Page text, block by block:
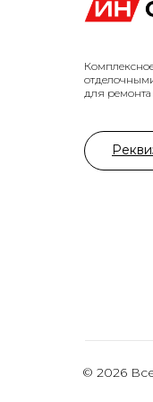
© 2026
для ремонта